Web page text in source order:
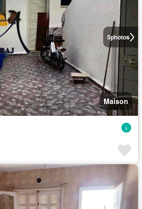
5photos
Maison